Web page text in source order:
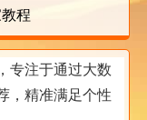
程
专注于通过大数
，精准满足个性